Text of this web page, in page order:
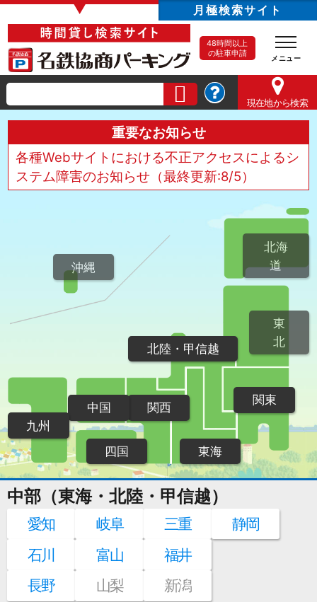
▼ 月極検索サイト
48時間以上
の駐車申請
現在地から検索
重要なお知らせ
各種Webサイトにおける不正アクセスによるシ
ステム障害のお知らせ（最終更新:8/5）
北海
道
東
北
関東
北陸・甲信越
東海
関西
中国
四国
九州
沖縄
中部（東海・北陸・甲信越）
愛知 岐阜 三重
静岡
石川
富山
福井
長野
山梨 新潟